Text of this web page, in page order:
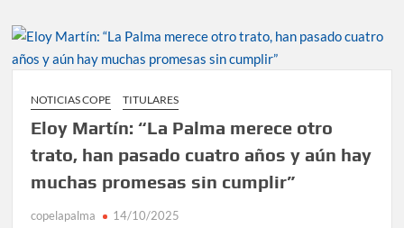
NOTICIAS COPE TITULARES
Eloy Martín: “La Palma merece otro
trato, han pasado cuatro años y aún hay
muchas promesas sin cumplir”
copelapalma 14/10/2025